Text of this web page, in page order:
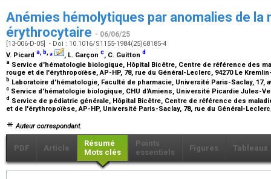
Anémies hémolytiques par anomalies de la
érythrocytaire - 06/06/25
[13-006-D-05] - Doi : 10.1016/S1155-1984(25)68185-4
V. Picard a, b,⁎ , L. Garçon c, C. Guitton d
a Service d'hématologie biologique, Hôpital Bicêtre, Centre de référence des
rouge et de l'érythropoïèse, AP-HP, 78, rue du Général-Leclerc, 94270 Le
b Laboratoire d'hématologie, Faculté de pharmacie, Université Paris-Saclay, 17,
c Service d'hématologie biologique, CHU d'Amiens, Université Picardie Jules-
d Service de pédiatrie générale, Hôpital Bicêtre, Centre de référence des
et de l'érythropoïèse, AP-HP, Université Paris-Saclay, 78, rue du Général-
Auteur correspondant.
PDF Article
Résumé
Mots clés
Points
essentiels
Figures Tableaux